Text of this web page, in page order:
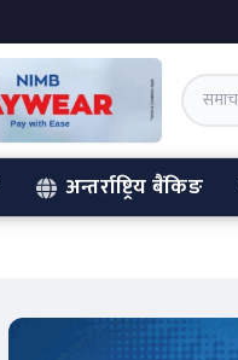
अन्तर्राष्ट्रिय बैंकिङ